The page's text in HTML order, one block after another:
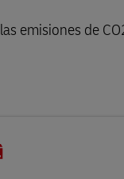
emisiones de